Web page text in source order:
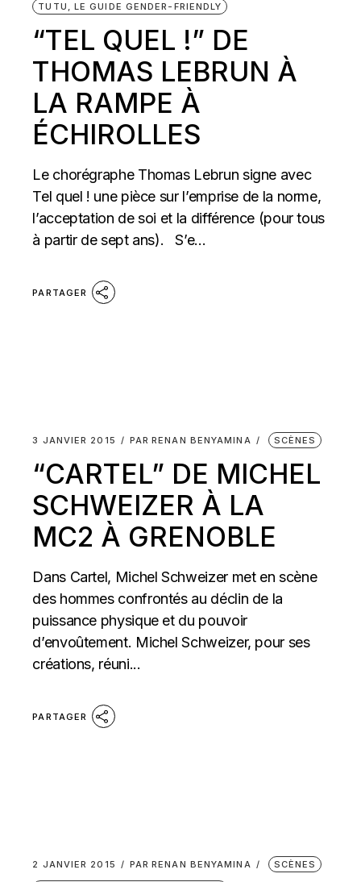
TUTU, LE GUIDE GENDER-FRIENDLY
“TEL QUEL !” DE
THOMAS LEBRUN À
LA RAMPE À
ÉCHIROLLES
Le chorégraphe Thomas Lebrun signe avec
Tel quel ! une pièce sur l’emprise de la norme,
l’acceptation de soi et la différence (pour tous
à partir de sept ans). S’e...
PARTAGER
3 JANVIER 2015 PAR RENAN BENYAMINA SCÈNES
“CARTEL” DE MICHEL
SCHWEIZER À LA
MC2 À GRENOBLE
Dans Cartel, Michel Schweizer met en scène
des hommes confrontés au déclin de la
puissance physique et du pouvoir
d’envoûtement. Michel Schweizer, pour ses
créations, réuni...
PARTAGER
2 JANVIER 2015 PAR RENAN BENYAMINA SCÈNES